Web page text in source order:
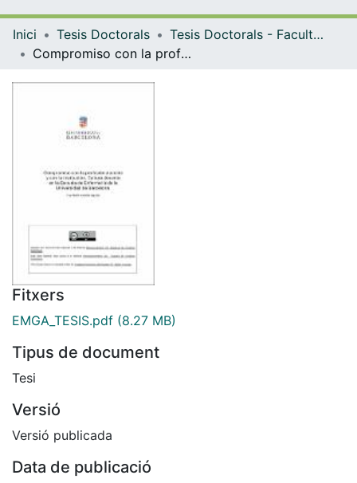
Navega per tot el DD
Inici Tesis Doctorals
Tesis Doctorals - Facultat - Educació
Compromiso con la profesión docente y con la institución. Cultura docente en la Escuela de Enfermería de la Universidad de Barcelona
Fitxers
EMGA_TESIS.pdf (8.27 MB)
Tipus de document
Tesi
Versió
Versió publicada
Data de publicació